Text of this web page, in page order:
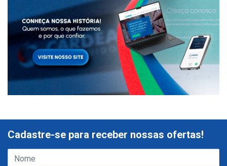
Cadastre-se para receber nossas ofertas!